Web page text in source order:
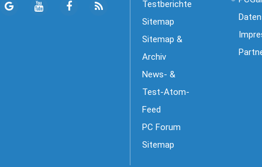
Testberichte
Sitemap
Sitemap &
Archiv
News- &
Test-Atom-
Feed
PC Forum
Sitemap